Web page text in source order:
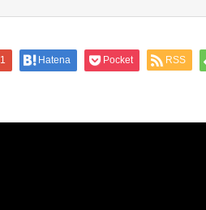
Hatena Pocket RSS